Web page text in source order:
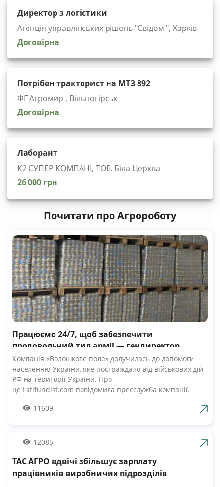
Директор з логістики
Агенція управлінських рішень "Cвідомі", Харків
Договірна
Потрібен тракторист на МТЗ 892
ФГ Агромир , Вільногірськ
Договірна
Лаборант
К2 СУПЕР КОМПАНІ, ТОВ, Біла Церква
26 000 грн
Почитати про Агророботу
Працюємо 24/7, щоб забезпечити
продовольчий тил армії — гендиректор
компанії Волошкове поле
Компанія «Волошкове поле» долучилась до допомоги
населенню України, яке постраждало від військових дій
РФ на території України. Про
це Latifundist.com повідомила пресслужба компанії.
Вже шосту добу наші Збройні Сили героїчно стримують
армії», — зазначив Андрій Табалов, генеральний
Компанія «Волошкове поле» вже відправила понад 10 т
молока для забезпечення біженців та тероборони в
11609
12085
ТАС АГРО вдвічі збільшує зарплату
працівників виробничих підрозділів